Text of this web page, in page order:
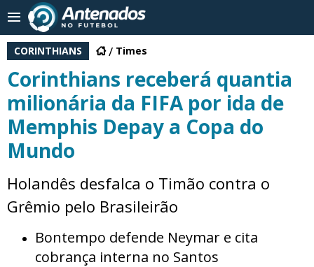
CORINTHIANS Times
Corinthians receberá quantia
milionária da FIFA por ida de
Memphis Depay a Copa do
Mundo
Holandês desfalca o Timão contra o
Grêmio pelo Brasileirão
Bontempo defende Neymar e cita
cobrança interna no Santos